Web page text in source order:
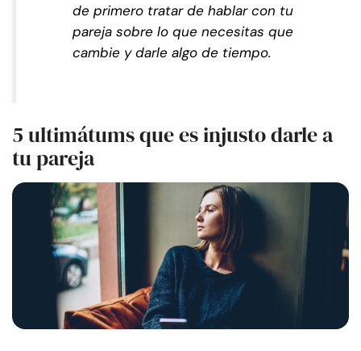
de primero tratar de hablar con tu
pareja sobre lo que necesitas que
cambie y darle algo de tiempo.
5 ultimátums que es injusto darle a
tu pareja